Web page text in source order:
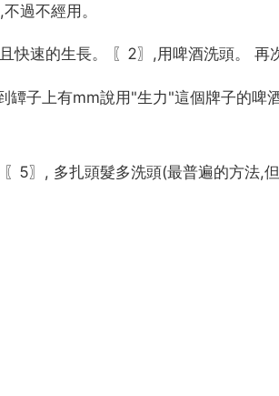
過不經用。
快速的生長。 〖2〗,用啤酒洗頭。 再
罈子上有mm說用"生力"這個牌子的啤
5〗, 多扎頭髮多洗頭(最普遍的方法,